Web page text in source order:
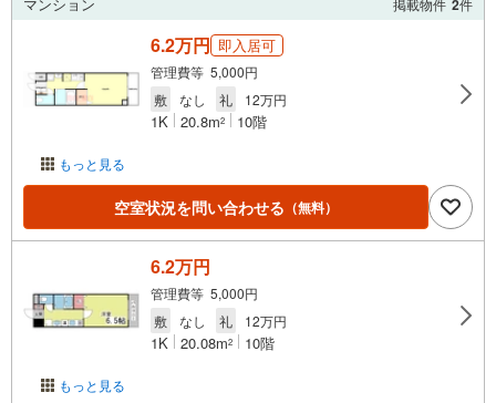
掲載物件 2件
もっと見る
6.2万円 即入居可
管理費等 5,000円
敷
なし 礼 12万円
1K 20.8m2 10階
空室状況を問い合わせる （無料）
もっと見る
6.2万円
管理費等 5,000円
敷
なし 礼 12万円
1K 20.08m2 10階